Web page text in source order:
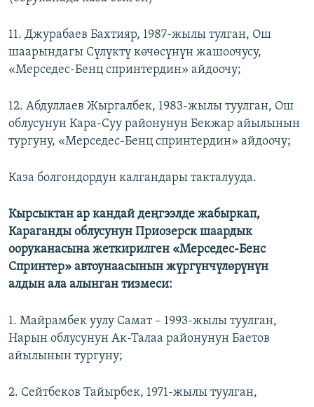
11. Джурабаев Бахтияр, 1987-жылы тулган, Ош
шаарындагы Сүлүктү көчөсүнүн жашоочусу,
«Мерседес-Бенц спринтердин» айдоочу;
12. Абдуллаев Жыргалбек, 1983-жылы туулган, Ош
облусунун Кара-Суу районунун Бекжар айылынын
тургуну, «Мерседес-Бенц спринтердин» айдоочу;
Каза болгондордун калгандары такталууда.
Кырсыктан ар кандай деңгээлде жабыркап,
Караганды облусунун Приозерск шаардык
ооруканасына жеткирилген «Мерседес-Бенс
Спринтер» автоунаасынын жүргүнчүлөрүнүн
алдын ала алынган тизмеси:
1. Майрамбек уулу Самат – 1993-жылы туулган,
Нарын облусунун Ак-Талаа районунун Баетов
айылынын тургуну;
2. Сейтбеков Тайырбек, 1971-жылы туулган,